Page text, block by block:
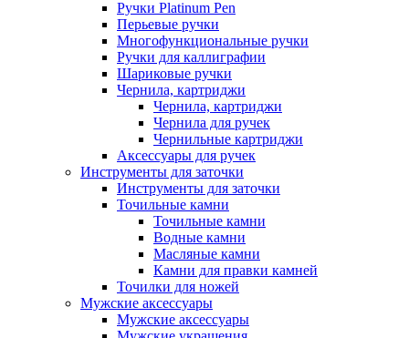
Ручки Platinum Pen
Перьевые ручки
Многофункциональные ручки
Ручки для каллиграфии
Шариковые ручки
Чернила, картриджи
Чернила, картриджи
Чернила для ручек
Чернильные картриджи
Аксессуары для ручек
Инструменты для заточки
Инструменты для заточки
Точильные камни
Точильные камни
Водные камни
Масляные камни
Камни для правки камней
Точилки для ножей
Мужские аксессуары
Мужские аксессуары